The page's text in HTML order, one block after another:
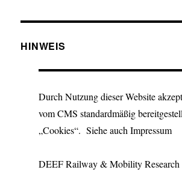
HINWEIS
Durch Nutzung dieser Website
vom CMS standardmäßig
„Cookies“. Siehe auch Impressum
DEEF Railway & Mobility Research